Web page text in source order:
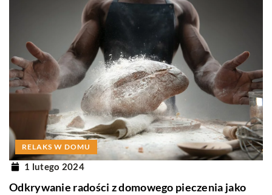
RELAKS W DOMU
1 lutego 2024
Odkrywanie radości z domowego pieczenia jako